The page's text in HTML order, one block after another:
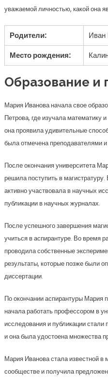
уважаемой личностью, какой она
Родители: Иван
Место рождения:
Образование и
Мария Иванова начала свое
Петрова, где изучала математику
она проявила удивительные
была отмечена преподавателями
После окончания университета
решила поступить в
активно участвовала в научных
публикации в научных журналах.
После успешного завершения
учиться в аспирантуре. Во время
проводила собственные
результаты, которые позже были
диссертации.
По окончании аспирантуры Мария
начала работать профессором в
исследования и публикации
и она была удостоена множества
Мария Иванова стала известной
сообществе и получила